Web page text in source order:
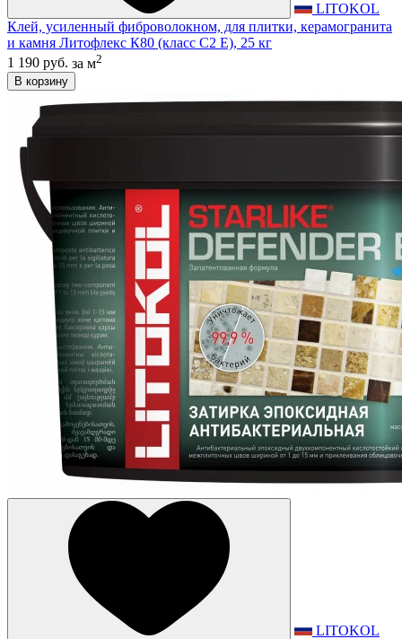
LITOKOL
Клей, усиленный фиброволокном, для плитки, керамогранита
и камня Литофлекс К80 (класс С2 E), 25 кг
1 190 руб. за м2
В корзину
LITOKOL